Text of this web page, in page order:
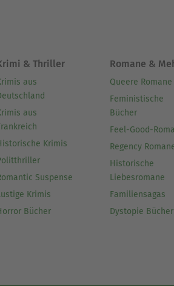
& Thriller
aus
aus
Krimis
Suspense
Krimis
Bücher
Romane &
Queere Romane
Feministische
Bücher
Feel-Good-
Regency
Historische
Liebesromane
Familiensagas
Dystopie Bücher